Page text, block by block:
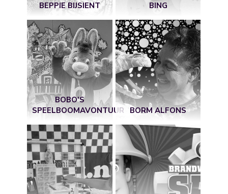
BEPPIE BIJSIENT BING
BOBO'S
SPEELBOOMAVONTUUR
BORM ALFONS